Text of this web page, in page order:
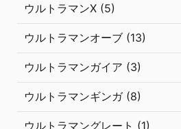
ウルトラマンX (5)
ウルトラマンオーブ (13)
ウルトラマンガイア (3)
ウルトラマンギンガ (8)
ウルトラマングレート (1)